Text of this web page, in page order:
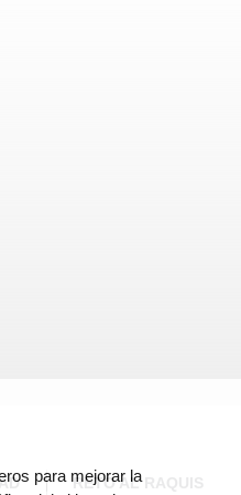
RETO AL RAQUIS
para mejorar la